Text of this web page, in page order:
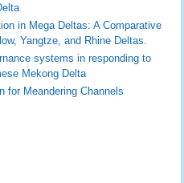
in Mega Deltas: A Comparative
Yangtze, and Rhine Deltas.
systems in responding to
Mekong Delta
for Meandering Channels